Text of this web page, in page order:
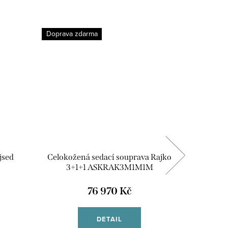
Doprava zdarma
Celokožená sedací souprava Rajko
3+1+1 ASKRAK3M1M1M
76 970 Kč
DETAIL